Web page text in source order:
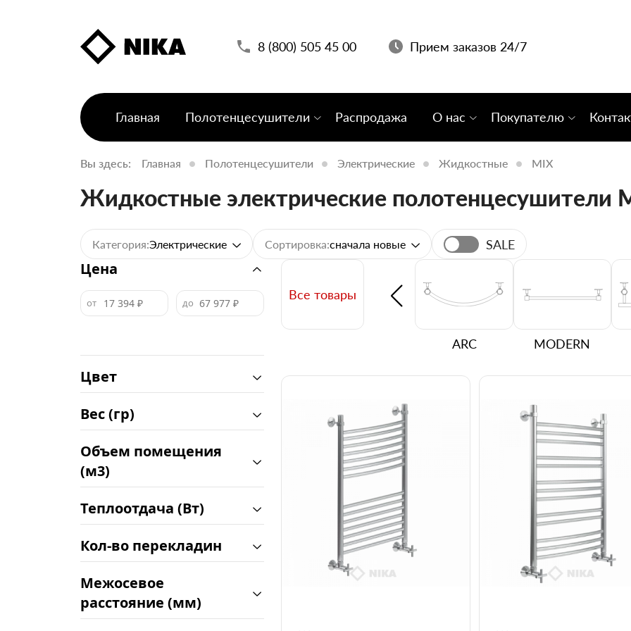
8 (800) 505 45 00 Прием заказов 24/7
Главная Полотенцесушители Распродажа О нас Покупателю
Вы здесь: Главная Полотенцесушители Электрические Жидкостные MIX
Жидкостные электрические полотенцесушители
Категория:Электрические Сортировка:сначала новые SALE
Цена
Цвет
Вес (гр)
Объем помещения
(м3)
Теплоотдача (Вт)
Кол-во перекладин
Межосевое
расстояние (мм)
Все товары
ARC MODERN